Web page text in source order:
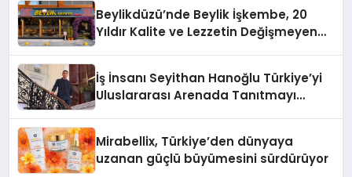
Beylikdüzü’nde Beylik İşkembe, 20
Yıldır Kalite ve Lezzetin Değişmeyen
İş İnsanı Seyithan Hanoğlu Türkiye’yi
Uluslararası Arenada Tanıtmayı
Mirabellix, Türkiye’den dünyaya
uzanan güçlü büyümesini sürdürüyor